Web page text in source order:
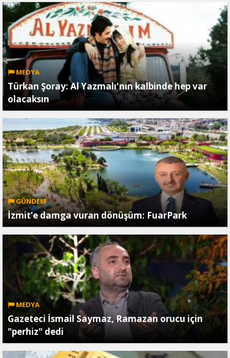
MEDYA
Türkan Şoray: Al Yazmalı'nın kalbinde hep var
olacaksın
GÜNDEM
İzmit’e damga vuran dönüşüm: FuarPark
MEDYA
Gazeteci İsmail Saymaz, Ramazan orucu için
"perhiz" dedi